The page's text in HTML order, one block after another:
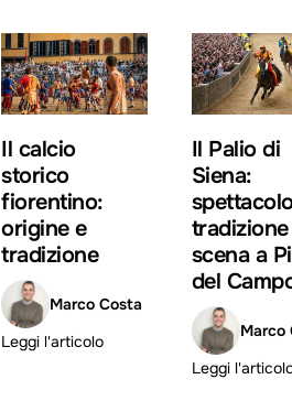
Il calcio
storico
fiorentino:
origine e
tradizione
Marco Costa
Leggi l'articolo
Il Palio di
Siena:
scena a
del
Marco
Leggi